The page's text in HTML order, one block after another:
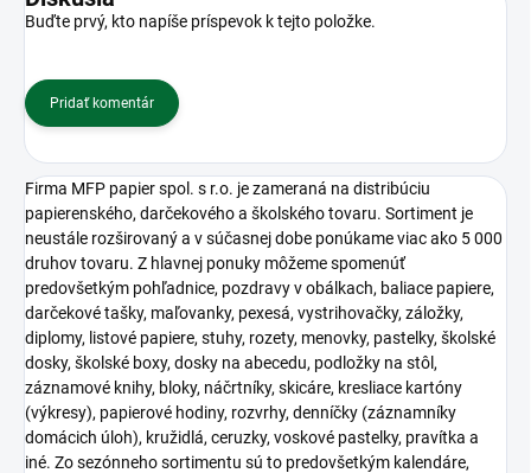
Buďte prvý, kto napíše príspevok k tejto položke.
Pridať komentár
Firma MFP papier spol. s r.o. je zameraná na distribúciu
papierenského, darčekového a školského tovaru. Sortiment je
neustále rozširovaný a v súčasnej dobe ponúkame viac ako 5 000
druhov tovaru. Z hlavnej ponuky môžeme spomenúť
predovšetkým pohľadnice, pozdravy v obálkach, baliace papiere,
darčekové tašky, maľovanky, pexesá, vystrihovačky, záložky,
diplomy, listové papiere, stuhy, rozety, menovky, pastelky, školské
dosky, školské boxy, dosky na abecedu, podložky na stôl,
záznamové knihy, bloky, náčrtníky, skicáre, kresliace kartóny
(výkresy), papierové hodiny, rozvrhy, denníčky (záznamníky
domácich úloh), kružidlá, ceruzky, voskové pastelky, pravítka a
iné. Zo sezónneho sortimentu sú to predovšetkým kalendáre,